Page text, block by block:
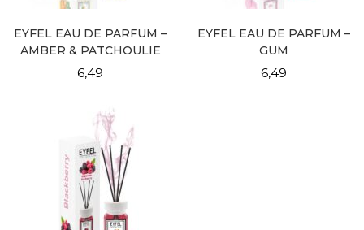
EYFEL EAU DE PARFUM –
AMBER & PATCHOULIE
6,49
EYFEL EAU DE PARFUM –
GUM
6,49